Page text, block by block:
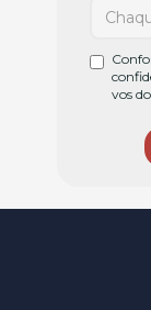
vos